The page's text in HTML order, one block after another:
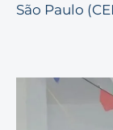
São Paulo